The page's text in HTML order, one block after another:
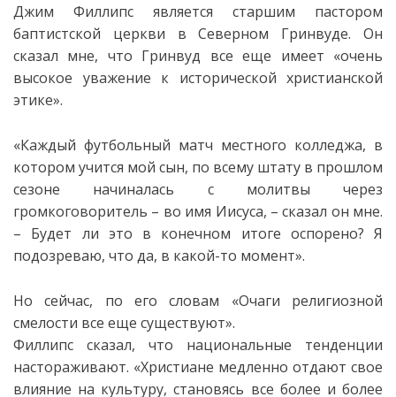
Джим Филлипс является старшим пастором
баптистской церкви в Северном Гринвуде. Он
сказал мне, что Гринвуд все еще имеет «очень
высокое уважение к исторической христианской
этике».
«Каждый футбольный матч местного колледжа, в
котором учится мой сын, по всему штату в прошлом
сезоне начиналась с молитвы через
громкоговоритель – во имя Иисуса, – сказал он мне.
– Будет ли это в конечном итоге оспорено? Я
подозреваю, что да, в какой-то момент».
Но сейчас, по его словам «Очаги религиозной
смелости все еще существуют».
Филлипс сказал, что национальные тенденции
настораживают. «Христиане медленно отдают свое
влияние на культуру, становясь все более и более